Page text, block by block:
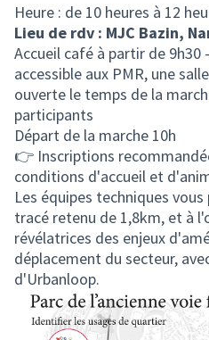
(Lien externe)
Heure : de 10 heures à 12
Lieu de rdv : MJC Bazin,
Accueil café à partir de 9h30
accessible aux PMR, une
ouverte le temps de la
participants
Départ de la marche 10h
👉 Inscriptions
conditions d'accueil et
Les équipes techniques
tracé retenu de 1,8km, et à
révélatrices des enjeux
déplacement du secteur,
d'Urbanloop.